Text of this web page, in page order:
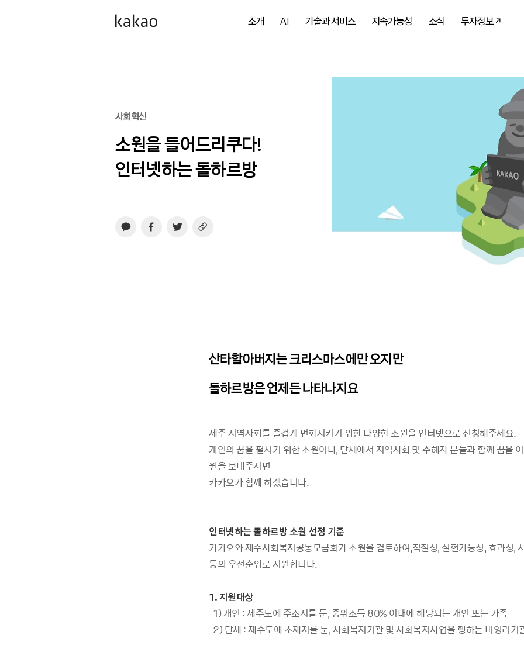
소개 AI 기술과 서비스 지속가능성 소식 투자정보
사회혁신
소원을 들어드리쿠다!
인터넷하는 돌하르방
산타할아버지는 크리스마스에만 오지만
돌하르방은 언제든 나타나지요
제주 지역사회를 즐겁게 변화시키기 위한 다양한 소원을 인터넷으로 신청해주세요.
개인의 꿈을 펼치기 위한 소원이나, 단체에서 지역사회 및 수혜자 분들과 함께 꿈을
원을 보내주시면
카카오가 함께 하겠습니다.
인터넷하는 돌하르방 소원 선정 기준
카카오와 제주사회복지공동모금회가 소원을 검토하여,적절성, 실현가능성, 효과성,
등의 우선순위로 지원합니다.
1. 지원대상
1) 개인 : 제주도에 주소지를 둔, 중위소득 80% 이내에 해당되는 개인 또는 가족
2) 단체 : 제주도에 소재지를 둔, 사회복지기관 및 사회복지사업을 행하는 비영리기